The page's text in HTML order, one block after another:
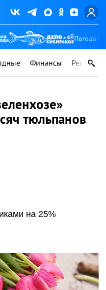
Погода
Финансы Регионы
тюльпанов
на 25%